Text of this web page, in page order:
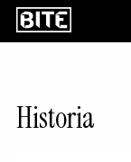
Historia